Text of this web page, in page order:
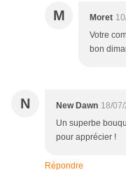
M Moret
Votre
bon
N New Dawn 18/
Un superbe
pour apprécier !
Répondre